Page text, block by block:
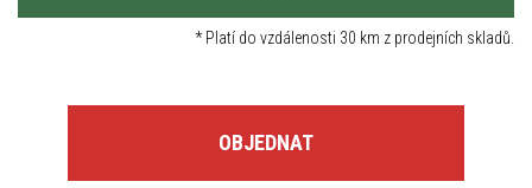
*Platí do vzdálenosti 30 km z prodejních skladů.
OBJEDNAT